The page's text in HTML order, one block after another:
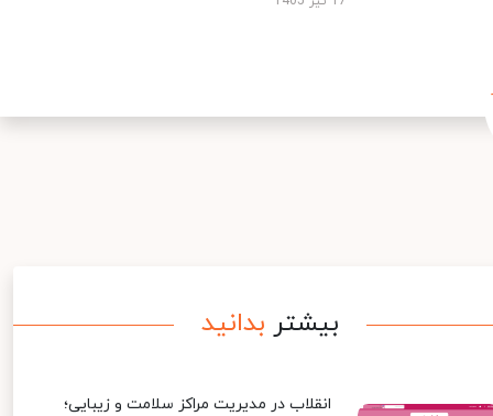
بیشتر بدانید
انقلاب در مدیریت مراکز سلامت و زیبایی؛